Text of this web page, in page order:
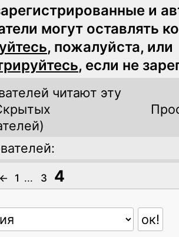
и
могут оставлять
, пожалуйста, или
, если не
читают эту
← 1 ... 3 4